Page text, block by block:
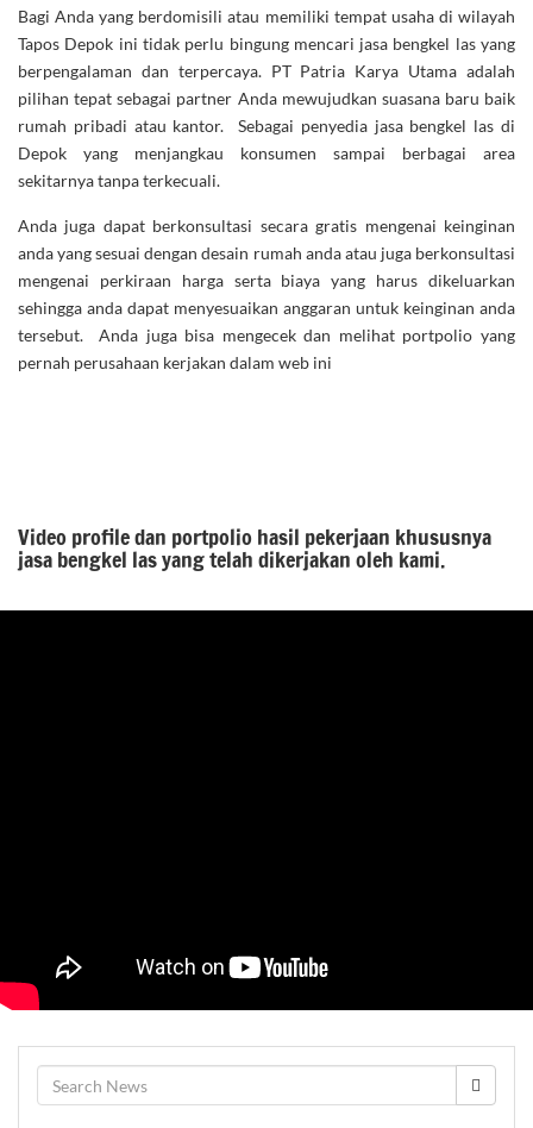
Bagi Anda yang berdomisili atau memiliki tempat usaha di wilayah
Tapos Depok ini tidak perlu bingung mencari jasa bengkel las yang
berpengalaman dan terpercaya. PT Patria Karya Utama adalah
pilihan tepat sebagai partner Anda mewujudkan suasana baru baik
rumah pribadi atau kantor. Sebagai penyedia jasa bengkel las di
Depok yang menjangkau konsumen sampai berbagai area
sekitarnya tanpa terkecuali.
Anda juga dapat berkonsultasi secara gratis mengenai keinginan
anda yang sesuai dengan desain rumah anda atau juga berkonsultasi
mengenai perkiraan harga serta biaya yang harus dikeluarkan
sehingga anda dapat menyesuaikan anggaran untuk keinginan anda
tersebut. Anda juga bisa mengecek dan melihat portpolio yang
pernah perusahaan kerjakan dalam web ini
Video profile dan portpolio hasil pekerjaan khususnya
jasa bengkel las yang telah dikerjakan oleh kami.